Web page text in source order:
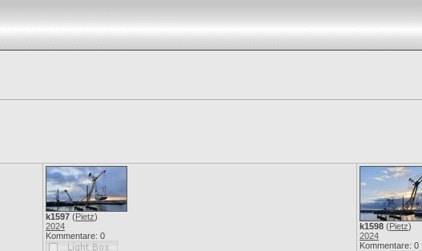
k1597 (Pietz)
2024
Kommentare: 0
k1598 (Pietz)
2024
Kommentare: 0